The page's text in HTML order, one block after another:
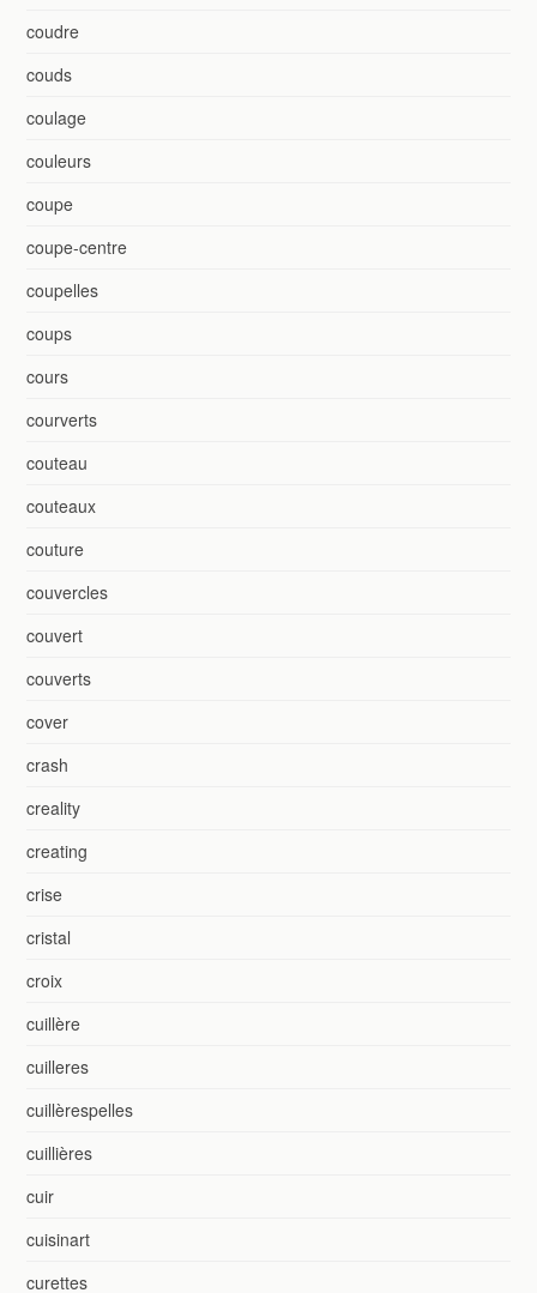
coudre
couds
coulage
couleurs
coupe
coupe-centre
coupelles
coups
cours
courverts
couteau
couteaux
couture
couvercles
couvert
couverts
cover
crash
creality
creating
crise
cristal
croix
cuillère
cuilleres
cuillèrespelles
cuillières
cuir
cuisinart
curettes